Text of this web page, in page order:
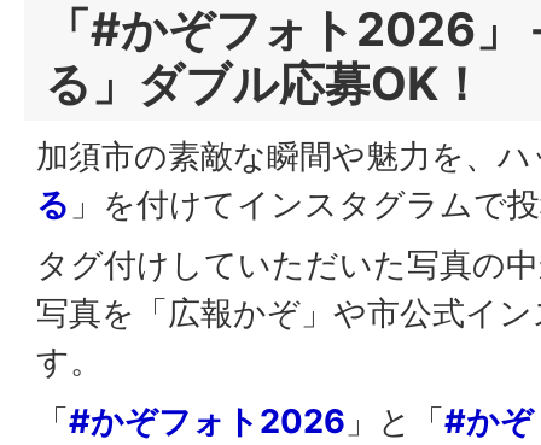
「#かぞフォト2026
る」ダブル応募OK！
加須市の素敵な瞬間や魅力を、
る 」を付けてインスタグラムで
タグ付けしていただいた写真の
写真を「広報かぞ」や市公式イ
す。
「#かぞフォト2026 」と「#かぞ